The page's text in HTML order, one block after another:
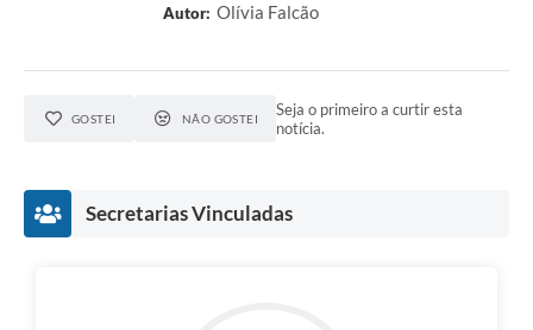
Autor: Olívia Falcão
GOSTEI NÃO GOSTEI
Seja o primeiro a curtir esta
notícia.
Secretarias Vinculadas